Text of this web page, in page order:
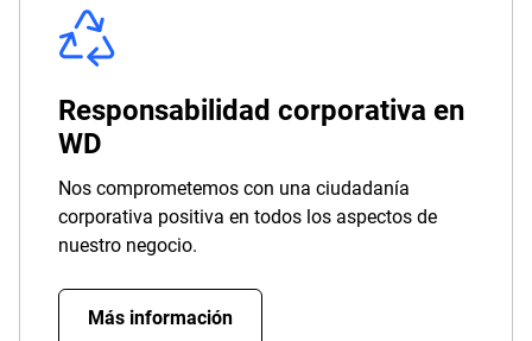
Responsabilidad corporativa en
WD
Nos comprometemos con una ciudadanía
corporativa positiva en todos los aspectos de
nuestro negocio.
Más información